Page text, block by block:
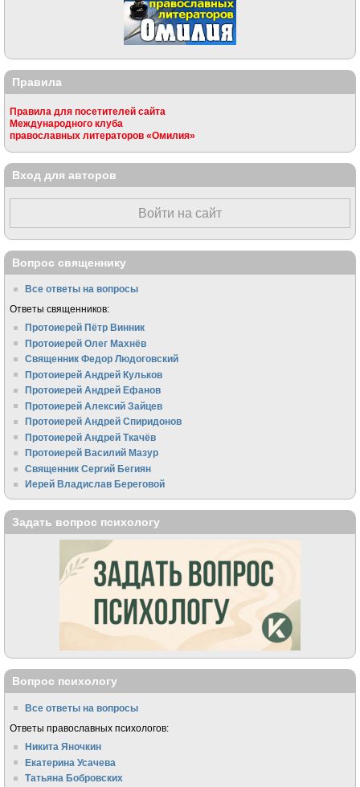
Правила
Правила для посетителей сайта
Международного клуба
православных литераторов «Омилия»
Вход для авторов
Войти на сайт
Вопрос священнику
Все ответы на вопросы
Ответы священников:
Протоиерей Пётр Винник
Протоиерей Олег Махнёв
Священник Федор Людоговский
Протоиерей Андрей Кульков
Протоиерей Андрей Ефанов
Протоиерей Алексий Зайцев
Протоиерей Андрей Спиридонов
Протоиерей Андрей Ткачёв
Протоиерей Василий Мазур
Священник Сергий Бегиян
Иерей Владислав Береговой
Задать вопрос психологу
Вопрос психологу
Все ответы на вопросы
Ответы православных психологов:
Никита Яночкин
Екатерина Усачева
Татьяна Бобровских